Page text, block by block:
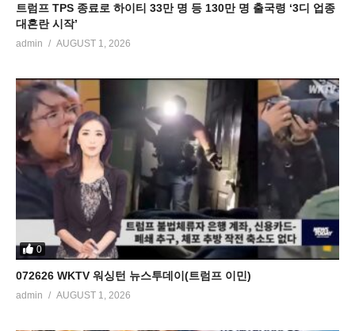
트럼프 TPS 종료로 하이티 33만 명 등 130만 명 출국령 ‘3디 업종
대혼란 시작’
admin AUGUST 1, 2026
0
072626 WKTV 워싱턴 뉴스투데이(트럼프 이민)
admin AUGUST 1, 2026